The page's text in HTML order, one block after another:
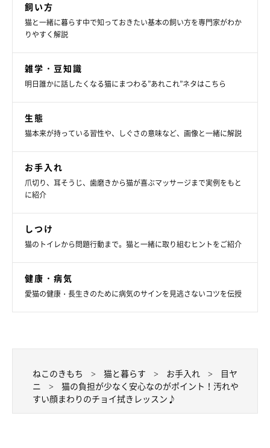
耳を拭いてみよう
飼い方
猫と一緒に暮らす中で知っておきたい基本の飼い方を専門家がわか
りやすく解説
雑学・豆知識
明日誰かに話したくなる猫にまつわる”あれこれ”ネタはこちら
生態
猫本来が持っている習性や、しぐさの意味など、画像と一緒に解説
お手入れ
爪切り、耳そうじ、歯磨きから猫が喜ぶマッサージまで実例をもと
に紹介
しつけ
猫のトイレから問題行動まで。猫と一緒に取り組むヒントをご紹介
健康・病気
愛猫の健康・長生きのために病気のサインを見逃さないコツを伝授
ねこのきもち 猫と暮らす お手入れ
目ヤ
ニ
猫の負担が少なく安心なのがポイント！汚れや
すい顔まわりのチョイ拭きレッスン♪